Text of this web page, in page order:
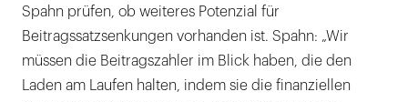
Spahn prüfen, ob weiteres Potenzial für
Beitragssatzsenkungen vorhanden ist. Spahn: „Wir
müssen die Beitragszahler im Blick haben, die den
Laden am Laufen halten, indem sie die finanziellen